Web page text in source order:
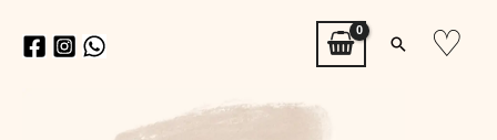
naar
Zoeken
♡